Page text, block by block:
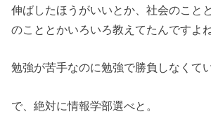
伸ばしたほうがいいとか、社会のこと
のこととかいろいろ教えてたんですよね
勉強が苦手なのに勉強で勝負しなくて
で、絶対に情報学部選べと。